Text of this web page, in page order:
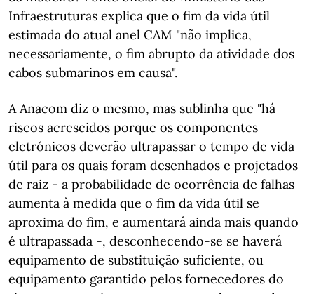
Infraestruturas explica que o fim da vida útil
estimada do atual anel CAM "não implica,
necessariamente, o fim abrupto da atividade dos
cabos submarinos em causa".
A Anacom diz o mesmo, mas sublinha que "há
riscos acrescidos porque os componentes
eletrónicos deverão ultrapassar o tempo de vida
útil para os quais foram desenhados e projetados
de raiz - a probabilidade de ocorrência de falhas
aumenta à medida que o fim da vida útil se
aproxima do fim, e aumentará ainda mais quando
é ultrapassada -, desconhecendo-se se haverá
equipamento de substituição suficiente, ou
equipamento garantido pelos fornecedores do